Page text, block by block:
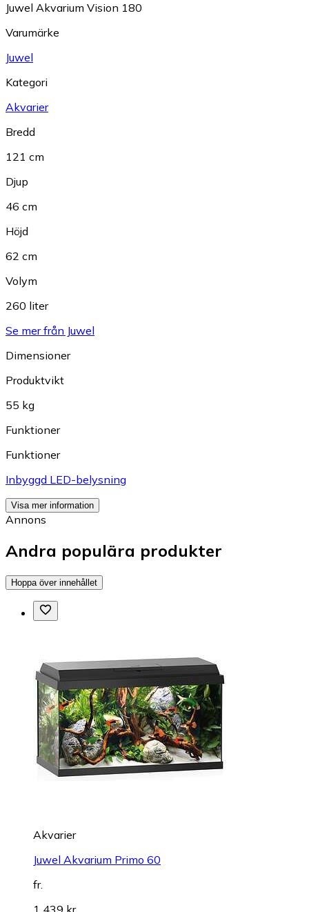
Juwel Akvarium Vision 180
Varumärke
Juwel
Kategori
Akvarier
Bredd
121 cm
Djup
46 cm
Höjd
62 cm
Volym
260 liter
Se mer från Juwel
Dimensioner
Produktvikt
55 kg
Funktioner
Funktioner
Inbyggd LED-belysning
Visa mer information
Annons
Andra populära produkter
Hoppa över innehållet
Akvarier
Juwel Akvarium Primo 60
fr.